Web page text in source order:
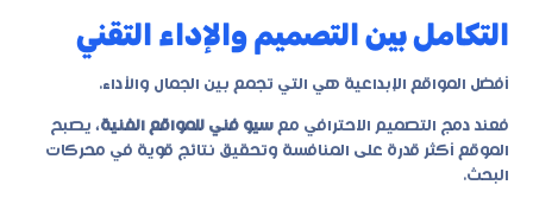
التكامل بين التصميم والإداء التقني
أفضل المواقع الإبداعية هي التي تجمع بين الجمال والأداء.
فعند دمج التصميم الاحترافي مع سيو فني للمواقع الفنية، يصبح
الموقع أكثر قدرة على المنافسة وتحقيق نتائج قوية في محركات
البحث.